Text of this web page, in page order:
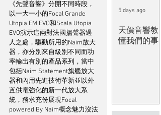
《先聲音響》分開不同時段，
以一大一小的Focal Grande
Utopia EM EVO和Scala Utopia
EVO演示這兩對法國揚聲器過
人之處，驅動所用的Naim放大
器，亦分別來自級別不同而功
率輸出有別的產品系列，當中
包括Naim Statement旗艦放大
器和內用先進技術革新並以外
置供電強化的新一代放大系
統，務求充份展現Focal
powered By Naim概念魅力沒法
天價音響教
懂我們的事
5 days ago